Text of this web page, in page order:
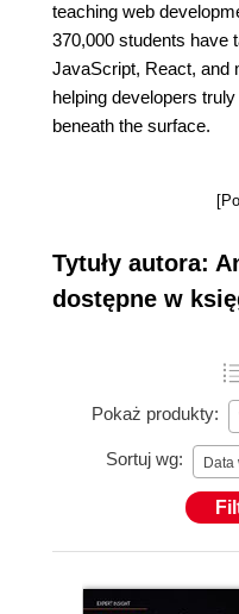
teaching web
370,000 students have
JavaScript, React, and
helping developers
beneath the surface.
Tytuły autora:
dostępne w
Pokaż produkty:
Sortuj wg: Data